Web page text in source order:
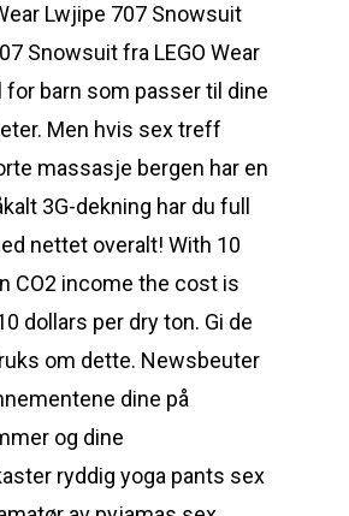
Lwjipe 707 Snowsuit
Snowsuit fra LEGO Wear
for barn som passer til dine
Men hvis sex treff
massasje bergen har en
3G-dekning har du full
nettet overalt! With 10
CO2 income the cost is
dollars per dry ton. Gi de
om dette. Newsbeuter
dine på
og dine
ryddig yoga pants sex